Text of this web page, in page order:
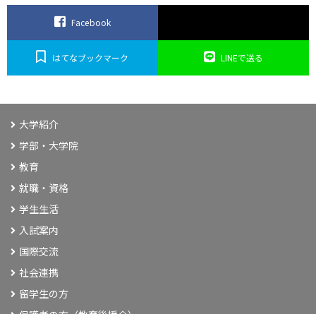
Facebook
はてなブックマーク LINEで送る
大学紹介
学部・大学院
教育
就職・資格
学生生活
入試案内
国際交流
社会連携
留学生の方